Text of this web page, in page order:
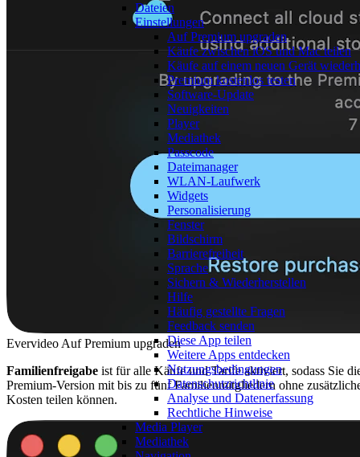
Dateien
Einstellungen
Auf Premium upgraden
Käufe zwischen iOS und Mac teilen
Käufe auf einem neuen Gerät
Premium kostenlos testen
Software-Update
Neuigkeiten
Player
Mediathek
Passcode
Dateimanager
WLAN-Laufwerk
Widgets
Personalisierung
Fenster
Bildschirm
Barrierefreiheit
Sprache
Sichern & Wiederherstellen
Hilfe
Häufig gestellte Fragen
Feedback senden
Diese App teilen
Weitere Apps entdecken
Nutzungsbedingungen
Datenschutzrichtlinie
Analyse und Datenerfassung
Rechtliche Hinweise
Media Player
Mediathek
Evervideo Auf Premium upgraden
Familienfreigabe ist für alle Käufe und Tarife aktiviert, sodass Sie
Premium-Version mit bis zu fünf Familienmitgliedern ohne
Kosten teilen können.